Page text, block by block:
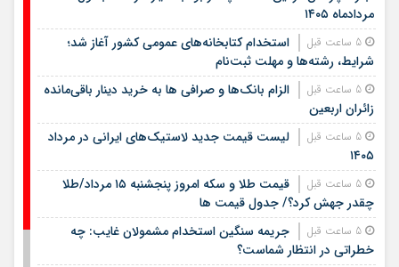
مردادماه ۱۴۰۵
استخدام کتابخانه‌های عمومی کشور آغاز شد؛
شرایط، رشته‌ها و مهلت ثبت‌نام
الزام بانک‌ها و صرافی ها به خرید دینار باقی‌مانده
زائران اربعین
لیست قیمت جدید لاستیک‌های ایرانی در مرداد
۱۴۰۵
قیمت طلا و سکه امروز پنجشنبه ۱۵ مرداد/طلا
چقدر جهش کرد؟/ جدول قیمت ها
جریمه سنگین استخدام مشمولان غایب: چه
خطراتی در انتظار شماست؟